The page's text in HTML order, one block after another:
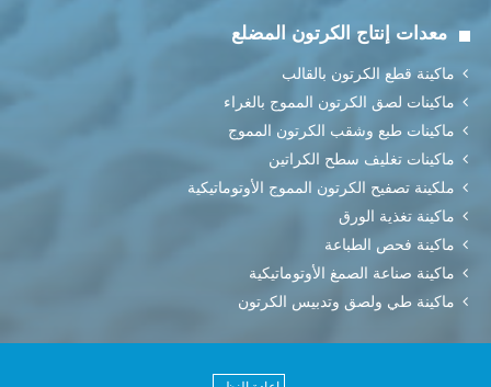
معدات إنتاج الكرتون المضلع
ماكينة قطع الكرتون بالقالب
ماكينات لصق الكرتون المموج بالغراء
ماكينات طبع وشقب الكرتون المموج
ماكينات تغليف سطح الكراتين
ملكينة تصفيح الكرتون المموج الأوتوماتيكية
ماكينة تغذية الورق
ماكينة فحص الطباعة
ماكينة صناعة الصمغ الأوتوماتيكية
ماكينة طي ولصق وتدبيس الكرتون